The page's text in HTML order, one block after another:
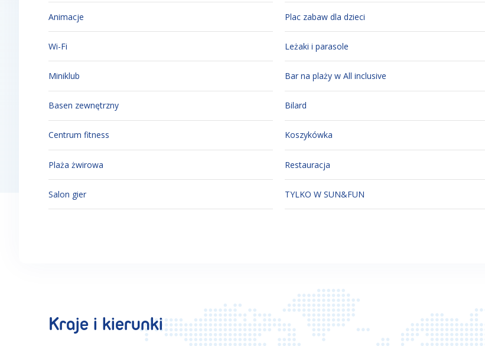
Animacje Plac zabaw dla dzieci
Wi-Fi Leżaki i parasole
Miniklub Bar na plaży w All inclusive
Basen zewnętrzny Bilard
Centrum fitness Koszykówka
Plaża żwirowa Restauracja
Salon gier TYLKO W SUN&FUN
Kraje i kierunki